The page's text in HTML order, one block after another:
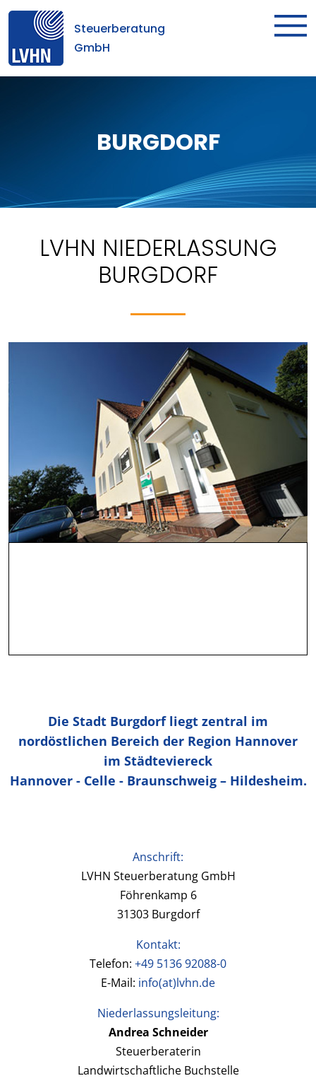
Steuerberatung
GmbH
BURGDORF
LVHN NIEDERLASSUNG
BURGDORF
Die Stadt Burgdorf liegt zentral im
nordöstlichen Bereich der Region Hannover
im Städteviereck
Hannover - Celle - Braunschweig – Hildesheim.
Anschrift:
LVHN Steuerberatung GmbH
Föhrenkamp 6
31303 Burgdorf
Kontakt:
Telefon: +49 5136 92088-0
E-Mail: info(at)lvhn.de
Niederlassungsleitung:
Andrea Schneider
Steuerberaterin
Landwirtschaftliche Buchstelle